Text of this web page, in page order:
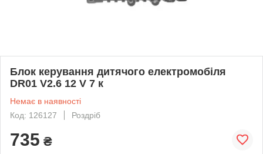
Блок керування дитячого електромобіля
DR01 V2.6 12 V 7 к
Немає в наявності
Код: 126127
Роздріб
735 ₴